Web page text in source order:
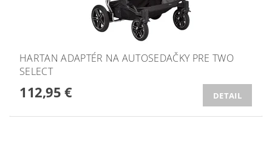
HARTAN ADAPTÉR NA AUTOSEDAČKY PRE TWO
SELECT
112,95 € DETAIL